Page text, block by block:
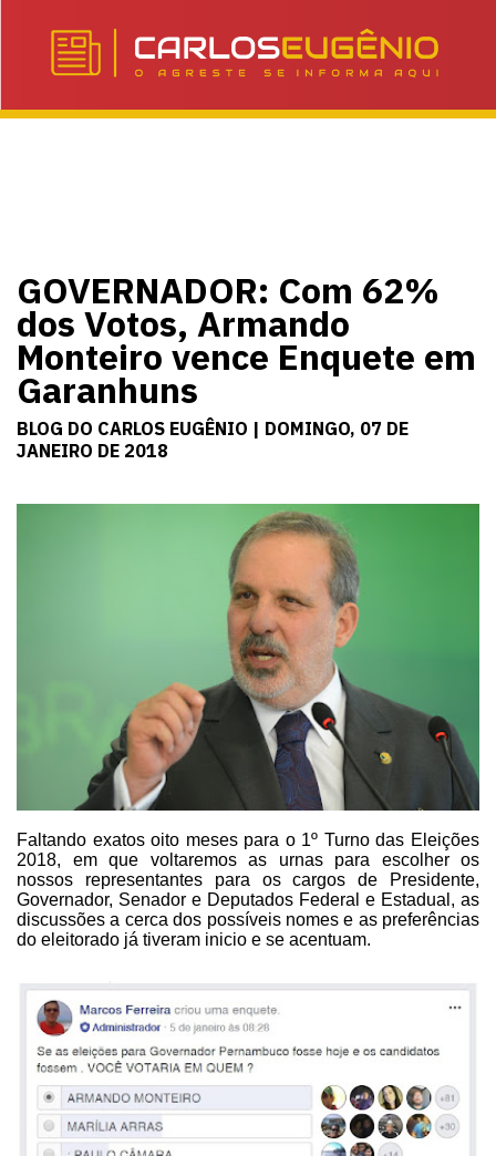
GOVERNADOR: Com 62%
dos Votos, Armando
Monteiro vence Enquete em
Garanhuns
BLOG DO CARLOS EUGÊNIO | DOMINGO, 07 DE
JANEIRO DE 2018
Faltando exatos oito meses para o 1º Turno das Eleições
2018, em que voltaremos as urnaspara escolher os
nossos representantes para os cargos de Presidente,
Governador, Senador e Deputados Federal e Estadual, as
discussões a cerca dos possíveis nomes e as preferências
do eleitorado já tiveram inicio e se acentuam.